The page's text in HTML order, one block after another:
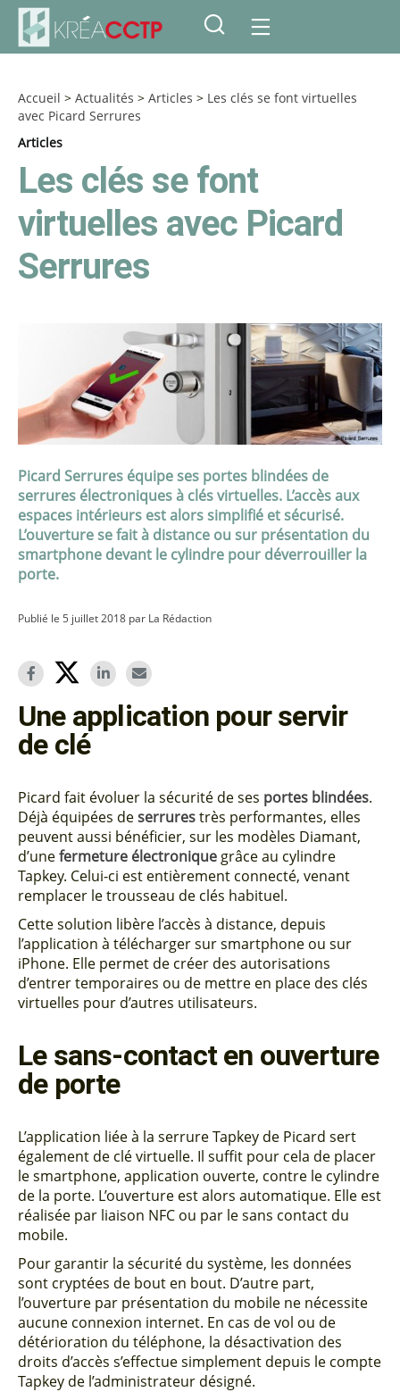
Accueil > Actualités > Articles > Les clés se font virtuelles
avec Picard Serrures
Articles
Les clés se font
virtuelles avec Picard
Serrures
Picard Serrures équipe ses portes blindées de
serrures électroniques à clés virtuelles. L’accès aux
espaces intérieurs est alors simplifié et sécurisé.
L’ouverture se fait à distance ou sur présentation du
smartphone devant le cylindre pour déverrouiller la
porte.
Publié le 5 juillet 2018 par La Rédaction
Une application pour servir
de clé
Picard fait évoluer la sécurité de ses portes blindées.
Déjà équipées deserrurestrès performantes, elles
peuvent aussi bénéficier, sur les modèles Diamant,
d’unefermeture électronique grâce au cylindre
Tapkey. Celui-ci est entièrement connecté, venant
remplacer le trousseau de clés habituel.
Cette solution libère l’accès à distance, depuis
l’application à télécharger sur smartphone ou sur
iPhone. Elle permet de créer des autorisations
d’entrer temporaires ou de mettre en place des clés
virtuelles pour d’autres utilisateurs.
Le sans-contact en ouverture
de porte
L’application liée à la serrure Tapkey de Picard sert
également de clé virtuelle. Il suffit pour cela de placer
le smartphone, application ouverte, contre le cylindre
de la porte. L’ouverture est alors automatique. Elle est
réalisée par liaison NFC ou par le sans contact du
mobile.
Pour garantir la sécurité du système, les données
sont cryptées de bout en bout. D’autre part,
l’ouverture par présentation du mobile ne nécessite
aucune connexion internet. En cas de vol ou de
détérioration du téléphone, la désactivation des
droits d’accès s’effectue simplement depuis le compte
Tapkey de l’administrateur désigné.